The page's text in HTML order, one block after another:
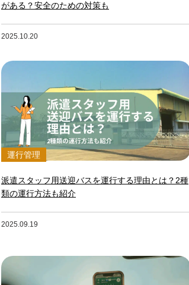
がある？安全のための対策も
2025.10.20
運行管理
派遣スタッフ用送迎バスを運行する理由とは？2種
類の運行方法も紹介
2025.09.19